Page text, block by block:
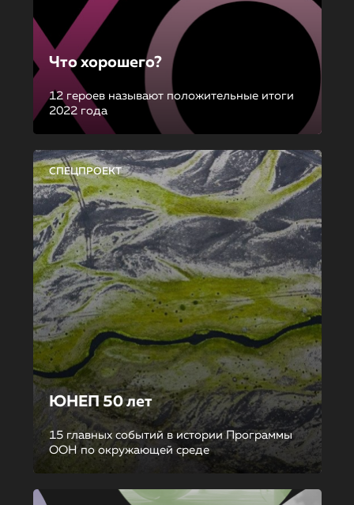
Что хорошего?
12 героев называют положительные итоги
2022 года
СПЕЦПРОЕКТ
ЮНЕП 50 лет
15 главных событий в истории Программы
ООН по окружающей среде